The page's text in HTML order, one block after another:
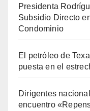
Presidenta
Subsidio Directo
Condominio
El petróleo de
puesta en el
Dirigentes
encuentro